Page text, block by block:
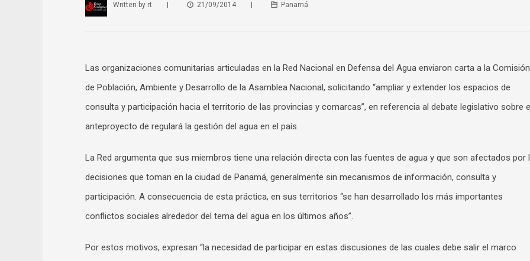
Written by rt 21/09/2014 Panamá
Las organizaciones comunitarias articuladas en la Red Nacional en Defensa del Agua enviaron carta a la Comisión
de Población, Ambiente y Desarrollo de la Asamblea Nacional, solicitando “ampliar y extender los espacios de
consulta y participación hacia el territorio de las provincias y comarcas”, en referencia al debate legislativo sobre
anteproyecto de regulará la gestión del agua en el país.
La Red argumenta que sus miembros tiene una relación directa con las fuentes de agua y que son afectados por
decisiones que toman en la ciudad de Panamá, generalmente sin mecanismos de información, consulta y
participación. A consecuencia de esta práctica, en sus territorios “se han desarrollado los más importantes
conflictos sociales alrededor del tema del agua en los últimos años”.
Por estos motivos, expresan “la necesidad de participar en estas discusiones de las cuales debe salir el marco